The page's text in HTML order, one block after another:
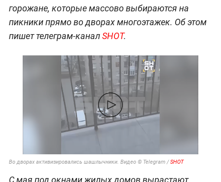
горожане, которые массово выбираются на
пикники прямо во дворах многоэтажек. Об этом
пишет телеграм-каналSHOT.
Во дворах активизировались шашлычники. Видео © Telegram /SHOT